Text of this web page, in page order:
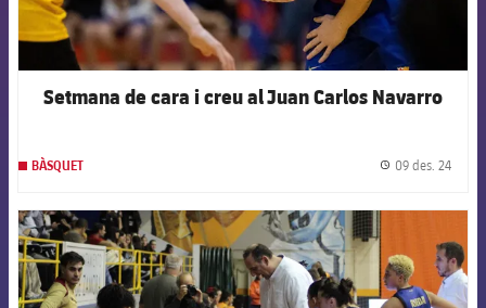
Setmana de cara i creu al Juan Carlos Navarro
BÀSQUET 09 des. 24
FCB Barcelona badge